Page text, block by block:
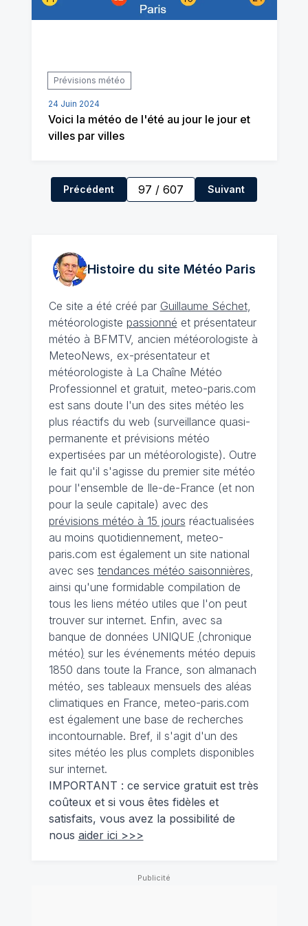
Prévisions météo
24 Juin 2024
Voici la météo de l'été au jour le jour et
villes par villes
Précédent 97 / 607 Suivant
Histoire du site MétéoParis
Ce site a été créé par Guillaume Séchet,
météorologiste passionné et présentateur
météo à BFMTV, ancien météorologiste à
MeteoNews, ex-présentateur et
météorologiste à La Chaîne Météo
Professionnel et gratuit, meteo-paris.com
est sans doute l'un des sites météo les
plus réactifs du web (surveillance quasi-
permanente et prévisions météo
expertisées par un météorologiste). Outre
le fait qu'il s'agisse du premier site météo
pour l'ensemble de Ile-de-France (et non
pour la seule capitale) avec des
prévisions météo à 15 jours réactualisées
au moins quotidiennement, meteo-
paris.com est également un site national
avec ses tendances météo saisonnières,
ainsi qu'une formidable compilation de
tous les liens météo utiles que l'on peut
trouver sur internet. Enfin, avec sa
banque de données UNIQUE (chronique
météo) sur les événements météo depuis
1850 dans toute la France, son almanach
météo, ses tableaux mensuels des aléas
climatiques en France, meteo-paris.com
est également une base de recherches
incontournable. Bref, il s'agit d'un des
sites météo les plus complets disponibles
sur internet.
IMPORTANT : ce service gratuit est très
coûteux et si vous êtes fidèles et
satisfaits, vous avez la possibilité de
nous aider ici >>>